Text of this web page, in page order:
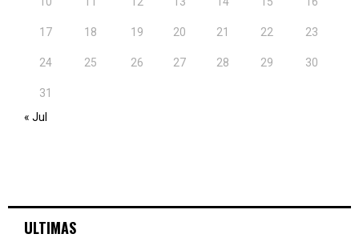
17 18 19 20 21 22 23
24 25 26 27 28 29 30
31
« Jul
ULTIMAS